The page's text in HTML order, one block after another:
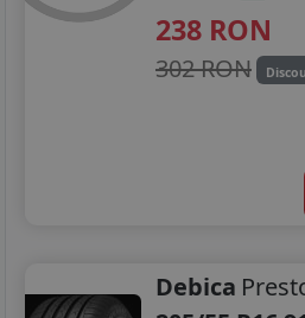
238 RON
302 RON
Debica